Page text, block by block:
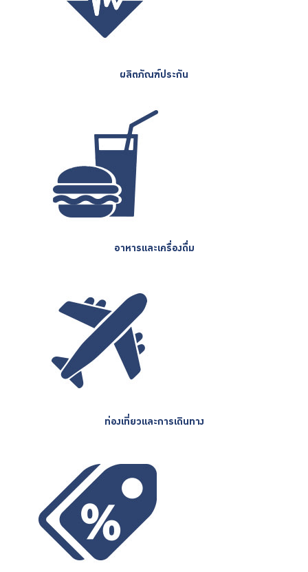
ผลิตภัณฑ์ประกัน
อาหารและเครื่องดื่ม
ท่องเที่ยวและการเดินทาง